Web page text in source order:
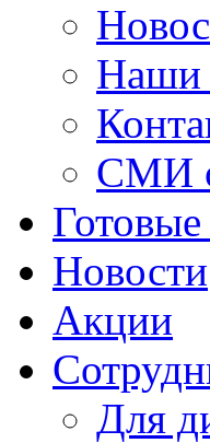
Наши
СМИ
Новости
Акции
Для